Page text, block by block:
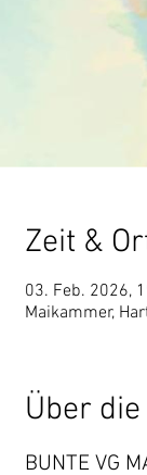
Zeit &
03. Feb. 2026,
Maikammer,
Über
BUNTE VG